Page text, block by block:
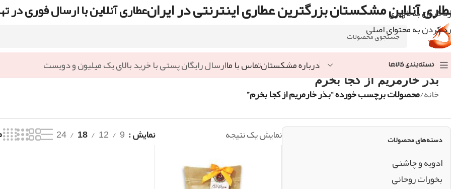
رد کردن به ناوبری
رد کردن به محتوای اصلی
آنلاین مشکستان بزرگترین عطاری اینترنتی در ایرانعطاری آنلاین با ارسال فوری در
دسته‌بندی کالاها درباره مشکستانتماس با ماارسال رایگان پستی با خرید بالای یک میلیون و دویست
بذر خارمریم از کجا بخرم
خانه/محصولات برچسب خورده “بذر خارمریم از کجا بخرم”
دسته‌های محصولات
ادویه و چاشنی
بخورات روحانی
نمایش یک نتیجه نمایش 9
12
18
24